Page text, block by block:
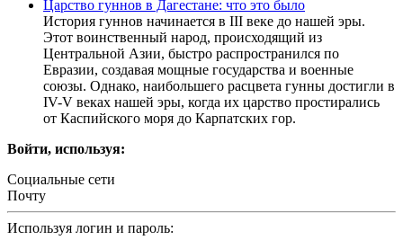
Царство гуннов в Дагестане: что это было
История гуннов начинается в III веке до нашей эры.
Этот воинственный народ, происходящий из
Центральной Азии, быстро распространился по
Евразии, создавая мощные государства и военные
союзы. Однако, наибольшего расцвета гунны достигли в
IV-V веках нашей эры, когда их царство простирались
от Каспийского моря до Карпатских гор.
Войти, используя:
Социальные сети
Почту
Используя логин и пароль: